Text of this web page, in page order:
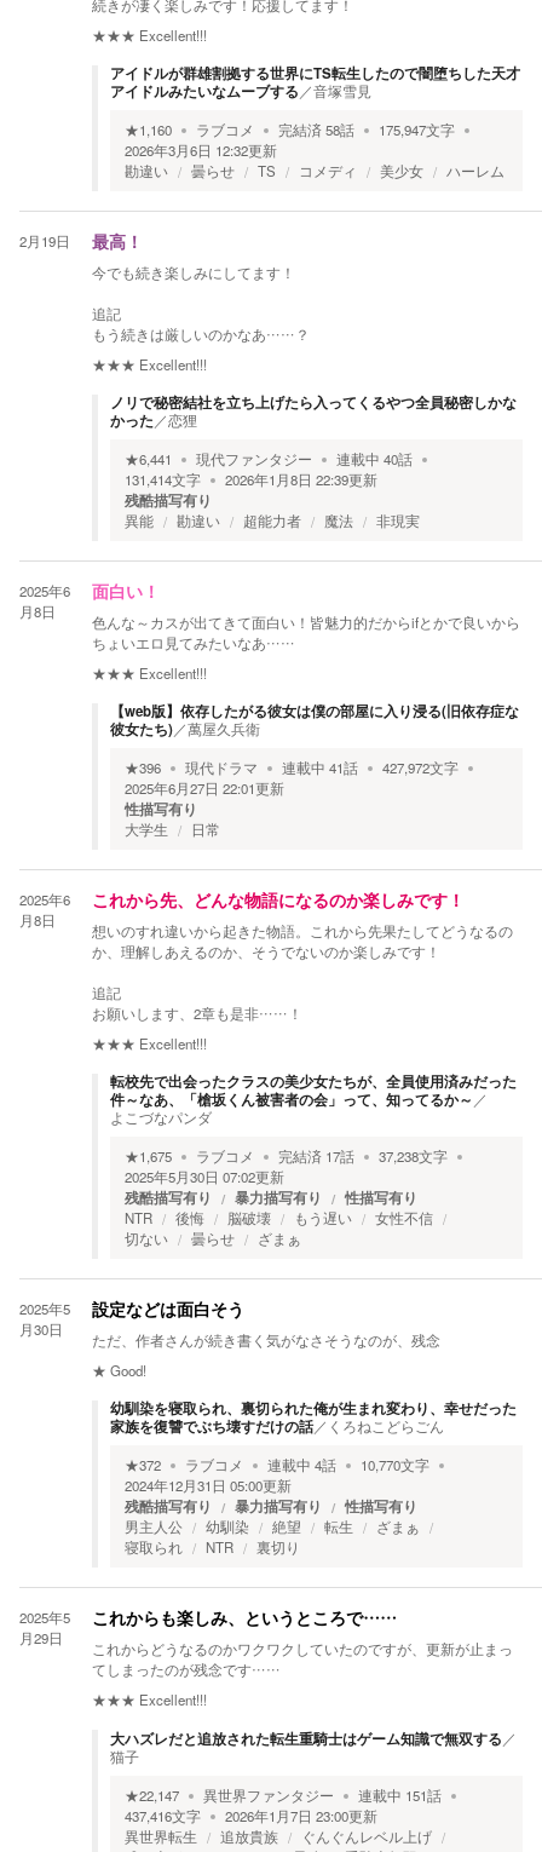
続きが凄く楽しみです！応援してます！
★★★ Excellent!!!
アイドルが群雄割拠する世界にTS転生したので闇堕ちした天才
アイドルみたいなムーブする ／音塚雪見
★1,160 ラブコメ 完結済58話 175,947文字
2026年3月6日 12:32更新
勘違い
曇らせ TS コメディ 美少女 ハーレム
2月19日 最高！
今でも続き楽しみにしてます！
追記
もう続きは厳しいのかなあ……？
★★★ Excellent!!!
ノリで秘密結社を立ち上げたら入ってくるやつ全員秘密しかな
かった ／恋狸
★6,441 現代ファンタジー 連載中 40話
131,414文字 2026年1月8日 22:39更新
残酷描写有り
異能 勘違い 超能力者 魔法 非現実
2025年6
月8日
面白い！
色んな～カスが出てきて面白い！皆魅力的だからifとかで良いから
ちょいエロ見てみたいなあ……
★★★ Excellent!!!
【web版】依存したがる彼女は僕の部屋に入り浸る(旧依存症な
彼女たち)／萬屋久兵衛
★396 現代ドラマ 連載中 41話 427,972文字
2025年6月27日 22:01更新
性描写有り
大学生 日常
2025年6
月8日
これから先、どんな物語になるのか楽しみです！
想いのすれ違いから起きた物語。これから先果たしてどうなるの
か、理解しあえるのか、そうでないのか楽しみです！
追記
お願いします、2章も是非……！
★★★ Excellent!!!
転校先で出会ったクラスの美少女たちが、全員使用済みだった
件～なあ、「槍坂くん被害者の会」って、知ってるか～ ／
よこづなパンダ
★1,675 ラブコメ 完結済 17話 37,238文字
2025年5月30日 07:02更新
残酷描写有り 暴力描写有り 性描写有り
NTR 後悔 脳破壊 もう遅い
女性不信
切ない
曇らせ ざまぁ
2025年5
月30日
設定などは面白そう
ただ、作者さんが続き書く気がなさそうなのが、残念
★ Good!
幼馴染を寝取られ、裏切られた俺が生まれ変わり、幸せだった
家族を復讐でぶち壊すだけの話／ くろねこどらごん
★372 ラブコメ 連載中 4話 10,770文字
2024年12月31日 05:00更新
残酷描写有り 暴力描写有り 性描写有り
男主人公 幼馴染 絶望 転生
ざまぁ
寝取られ
NTR 裏切り
2025年5
月29日
これからも楽しみ、というところで……
これからどうなるのかワクワクしていたのですが、更新が止まっ
てしまったのが残念です……
★★★ Excellent!!!
大ハズレだと追放された転生重騎士はゲーム知識で無双する ／
猫子
★22,147 異世界ファンタジー 連載中 151話
437,416文字 2026年1月7日 23:00更新
異世界転生
追放貴族
ぐんぐんレベル上げ